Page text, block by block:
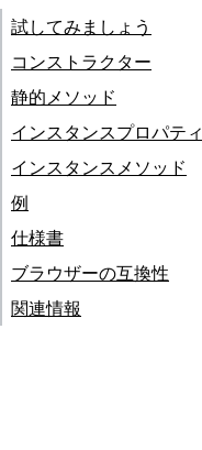
試してみましょう
コンストラクター
静的メソッド
インスタンスプロパティ
インスタンスメソッド
例
仕様書
ブラウザーの互換性
関連情報